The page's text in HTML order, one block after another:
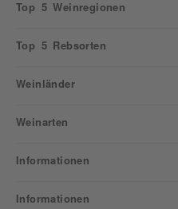
Top 5 Weinregionen
Top 5 Rebsorten
Weinländer
Weinarten
Informationen
Informationen